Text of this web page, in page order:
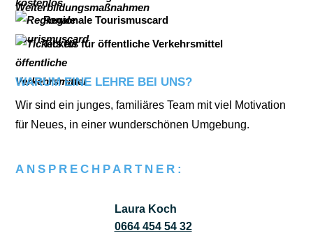
Regionale Tourismuscard
Tickets für öffentliche Verkehrsmittel
WARUM EINE LEHRE BEI UNS?
Wir sind ein jun­ges, fami­liä­res Team mit viel Moti­va­ti­on
für Neu­es, in einer wun­der­schö­nen Umge­bung.
ANSPRECHPARTNER:
Laura Koch
0664 454 54 32